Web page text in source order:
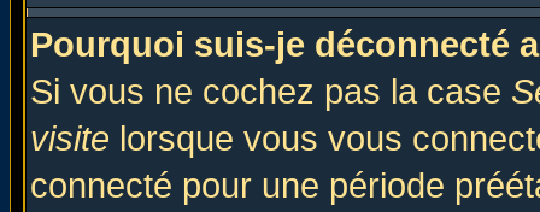
Pourquoi suis-je déconnecté
Si vous ne cochez pas la case
visite lorsque vous vous
connecté pour une période